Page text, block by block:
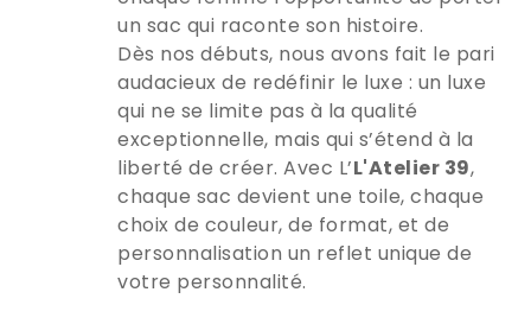
un sac qui raconte son histoire.
Dès nos débuts, nous avons fait le pari
audacieux de redéfinir le luxe : un luxe
qui ne se limite pas à la qualité
exceptionnelle, mais qui s’étend à la
liberté de créer. Avec L’L'Atelier 39,
chaque sac devient une toile, chaque
choix de couleur, de format, et de
personnalisation un reflet unique de
votre personnalité.